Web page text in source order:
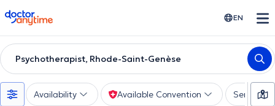
doctoranytime EN
Psychotherapist, Rhode-Saint-Genèse
Availability Available Convention Services